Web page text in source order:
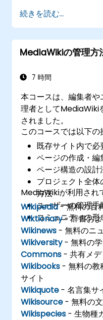
を開発する
XWikiを外部シス
せる
続きを読む...
MediaWikiの管理方
7 時間
本コースは、編集者
理者としてMediaWiki
されました。
このコースでは以下の
既存サイト内で
ページの作成・
ページ構造の設計
プロジェクト全
方法
ユーザーの管理手
コミュニティの
MediaWikiが利用され
Wikipedia- 無料の百
Wiktionary- 辞書お
Wikinews - 無料のニ
Wikiversity- 無料の学
Commons - 共有メデ
Wikibooks - 無料の教
サイト
Wikiquote - 名言集サ
Wikisource - 無料の
Wikispecies - 生物種